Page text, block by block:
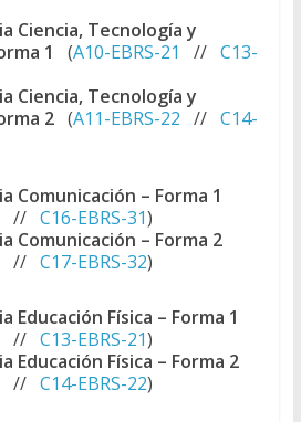
Ciencia, Tecnología y
1
(A10-EBRS-21 // C13-
Ciencia, Tecnología y
2(A11-EBRS-22 // C14-
Comunicación – Forma 1
// C16-EBRS-31)
Comunicación – Forma 2
// C17-EBRS-32)
Educación Física – Forma 1
// C13-EBRS-21)
Educación Física – Forma 2
// C14-EBRS-22)